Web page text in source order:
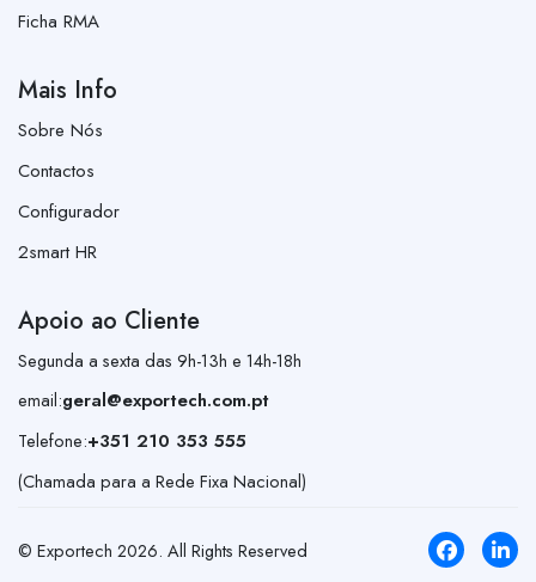
Ficha RMA
Mais Info
Sobre Nós
Contactos
Configurador
2smart HR
Apoio ao Cliente
Segunda a sexta das 9h-13h e 14h-18h
email:geral@exportech.com.pt
Telefone:+351 210 353 555
(Chamada para a Rede Fixa Nacional)
© Exportech 2026. All Rights Reserved